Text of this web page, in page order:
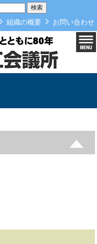
組織の概要 お問い合わせ